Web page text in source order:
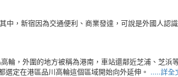
中，新宿因為交通便利、商業發達，可說是外國人
輪，外圍的地方被稱為港南，車站還鄰近芝浦、芝
定在港區品川高輪這個區域開始向外延伸。 .....詳全